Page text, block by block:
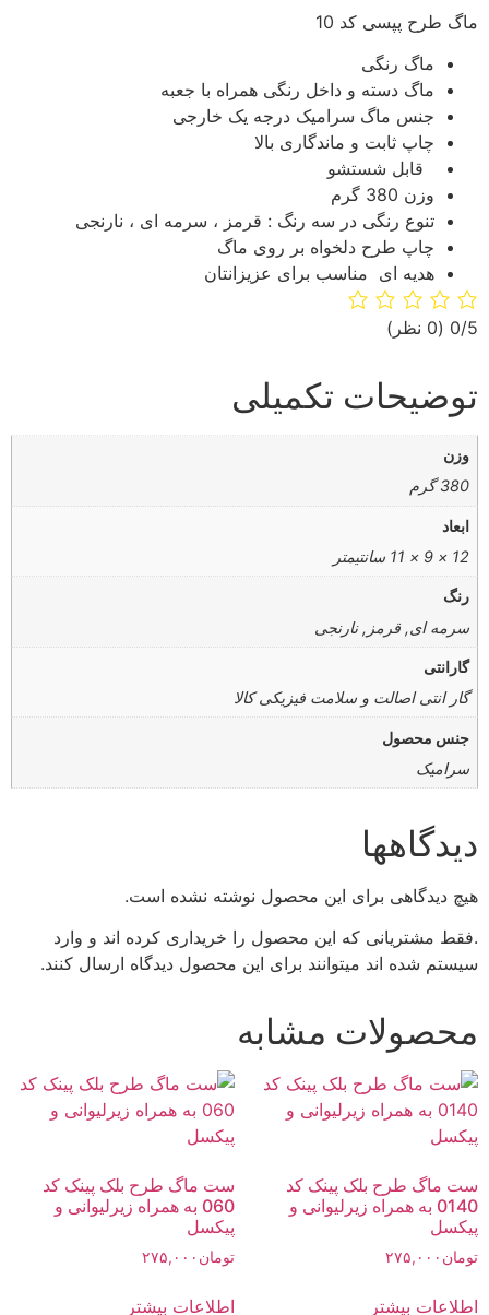
ماگ طرح پپسی کد 10
ماگ رنگی
ماگ دسته و داخل رنگی همراه با جعبه
جنس ماگ سرامیک درجه یک خارجی
چاپ ثابت و ماندگاری بالا
قابل شستشو
وزن 380 گرم
تنوع رنگی در سه رنگ : قرمز ، سرمه ای ، نارنجی
چاپ طرح دلخواه بر روی ماگ
هدیه ای مناسب برای عزیزانتان
‫0/5 ‫(0 نظر)
توضیحات تکمیلی
وزن
380 گرم
ابعاد
12 × 9 × 11 سانتیمتر
رنگ
سرمه ای, قرمز, نارنجی
گارانتی
گار انتی اصالت و سلامت فیزیکی کالا
جنس محصول
سرامیک
دیدگاهها
هیچ دیدگاهی برای این محصول نوشته نشده است.
.فقط مشتریانی که این محصول را خریداری کرده اند و وارد
سیستم شده اند میتوانند برای این محصول دیدگاه ارسال کنند.
محصولات مشابه
ست ماگ طرح بلک پینک کد
0140 به همراه زیرلیوانی و
پیکسل
تومان ۲۷۵,۰۰۰
اطلاعات بیشتر
ست ماگ طرح بلک پینک کد
060 به همراه زیرلیوانی و
پیکسل
تومان ۲۷۵,۰۰۰
اطلاعات بیشتر